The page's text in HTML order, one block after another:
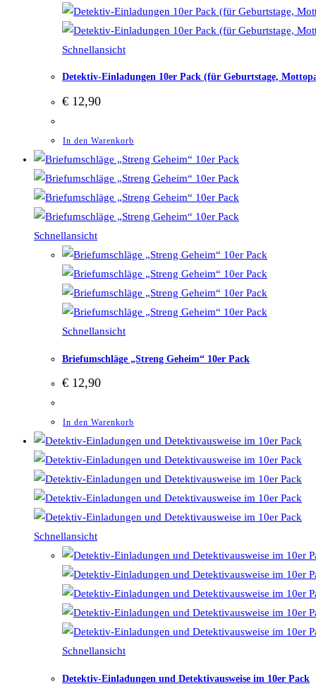
Schnellansicht
Detektiv-Einladungen 10er Pack (für Geburtstage,
€ 12,90
In den Warenkorb
Schnellansicht
Schnellansicht
Briefumschläge „Streng Geheim“ 10er Pack
€ 12,90
In den Warenkorb
Schnellansicht
Schnellansicht
Detektiv-Einladungen und Detektivausweise im 10er Pack